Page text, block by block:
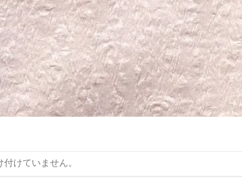
けていません。